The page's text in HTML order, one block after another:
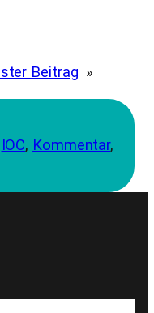
Beitrag »
IOC, Kommentar